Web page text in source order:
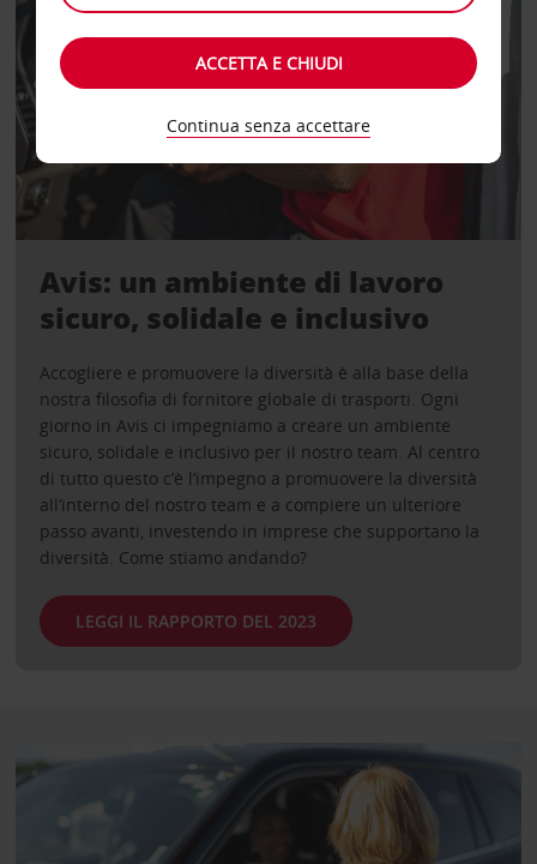
Avis: un ambiente di lavoro
sicuro, solidale e inclusivo
Accogliere e promuovere la diversità è alla base della
nostra filosofia di fornitore globale di trasporti. Ogni
giorno in Avis ci impegniamo a creare un ambiente
sicuro, solidale e inclusivo per il nostro team. Al centro
di tutto questo c’è l’impegno a promuovere la diversità
all’interno del nostro team e a compiere un ulteriore
passo avanti, investendo in imprese che supportano la
diversità. Come stiamo andando?
LEGGI IL RAPPORTO DEL 2023
ACCETTA E CHIUDI
Continua senza accettare